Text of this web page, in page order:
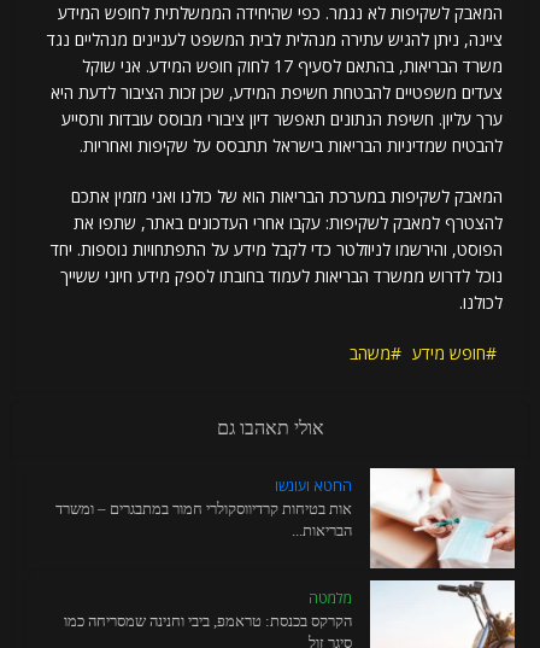
המאבק לשקיפות לא נגמר. כפי שהיחידה הממשלתית לחופש המידע
ציינה, ניתן להגיש עתירה מנהלית לבית המשפט לעניינים מנהליים נגד
משרד הבריאות, בהתאם לסעיף 17 לחוק חופש המידע. אני שוקל
צעדים משפטיים להבטחת חשיפת המידע, שכן זכות הציבור לדעת היא
ערך עליון. חשיפת הנתונים תאפשר דיון ציבורי מבוסס עובדות ותסייע
להבטיח שמדיניות הבריאות בישראל תתבסס על שקיפות ואחריות.
המאבק לשקיפות במערכת הבריאות הוא של כולנו ואני מזמין אתכם
להצטרף למאבק לשקיפות: עקבו אחרי העדכונים באתר, שתפו את
הפוסט, והירשמו לניוזלטר כדי לקבל מידע על התפתחויות נוספות. יחד
נוכל לדרוש ממשרד הבריאות לעמוד בחובתו לספק מידע חיוני ששייך
לכולנו.
חופש מידע משהב
אולי תאהבו גם
החטא ועונשו
אות בטיחות קרדיווסקולרי חמור במתבגרים – ומשרד
הבריאות...
מלמטה
הקרקס בכנסת: טראמפ, ביבי וחנינה שמסריחה כמו
סיגר זול